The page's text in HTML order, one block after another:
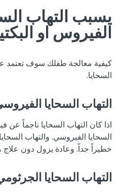
يسبب التهاب
الفيروس او
كيفية معالجة طفلك سوف تعتمد
السحايا.
التهاب السحايا
اذا كان التهاب السحايا ناجماً
السحايا الفيروسي. والتهاب
خطيراً جداً. وعادة يزول دون علاج
التهاب السحايا